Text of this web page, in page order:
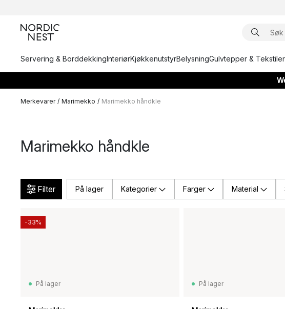
Servering & BorddekkingInteriørKjøkkenutstyrBelysningGulvtepper & Tekstiler
Merkevarer / Marimekko / Marimekko håndkle
Marimekko håndkle
Filter På lager Kategorier Farger Material
På lager
-33%
På lager